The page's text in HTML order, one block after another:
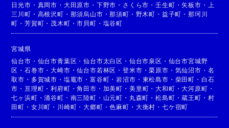
日光市 ・ 真岡市 ・ 大田原市 ・ 下野市 ・ さくら市 ・壬生町 ・矢板市 ・
上
三川町 ・ 高根沢町 ・ 那須烏山市 ・那須町 ・ 野木町 ・ 益子町 ・那珂川
町 ・芳賀町 ・ 茂木町 ・市貝町 ・ 塩谷町
宮城県
仙台市 ・ 仙台市青葉区 ・仙台市太白区 ・ 仙台市泉区 ・ 仙台市宮城野
区 ・石巻市 ・大崎市 ・仙台市若林区 ・登米市 ・栗原市 ・ 気仙沼市 ・ 名
取市 ・ 多賀城市 ・ 塩竈市 ・富谷町 ・岩沼市 ・ 東松島市 ・ 柴田町 ・ 白石
市 ・ 亘理町 ・利府町 ・角田市 ・ 加美町 ・ 美里町 ・大和町 ・大河原町 ・
七ヶ浜町 ・涌谷町 ・ 南三陸町 ・ 山元町 ・ 丸森町 ・松島町 ・蔵王町 ・ 村
田町 ・ 女川町 ・ 川崎町 ・大郷町 ・色麻町 ・ 大衡村 ・ 七ケ宿町